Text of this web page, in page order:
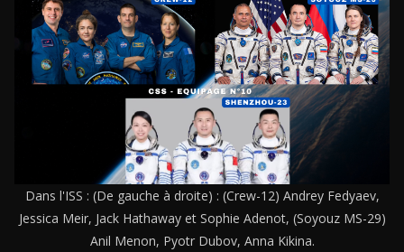
Dans l'ISS : (De gauche à droite) : (Crew-12) Andrey Fedyaev,
Jessica Meir, Jack Hathaway et Sophie Adenot, (Soyouz MS-29)
Anil Menon, Pyotr Dubov, Anna Kikina.